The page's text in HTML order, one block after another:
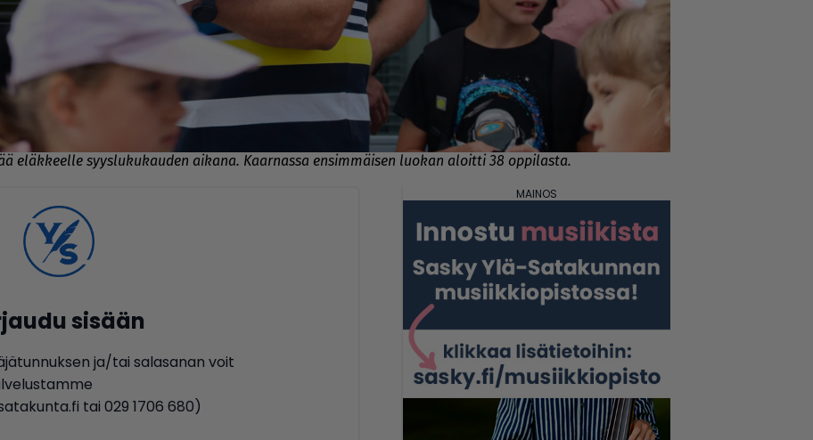
eläkkeelle syyslukukauden aikana. Kaarnassa ensimmäisen luokan aloitti 38 oppilasta.
sisään
ja/tai salasanan voit
tai 029 1706 680)